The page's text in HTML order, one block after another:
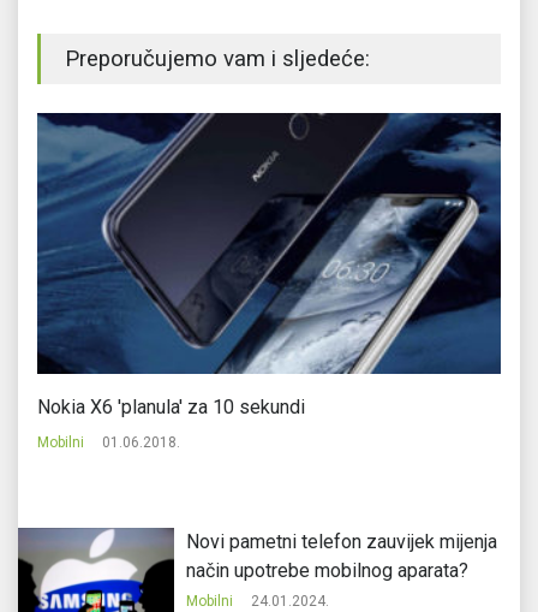
Preporučujemo vam i sljedeće:
Nokia X6 'planula' za 10 sekundi
Mobilni 01.06.2018.
Novi pametni telefon zauvijek mijenja
način upotrebe mobilnog aparata?
Mobilni 24.01.2024.